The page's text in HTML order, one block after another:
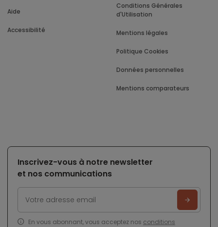
Aide
Accessibilité
Conditions Générales
d'Utilisation
Mentions légales
Politique Cookies
Données personnelles
Mentions comparateurs
Inscrivez-vous à notre newsletter
et nos communications
En vous abonnant, vous acceptez nos conditions